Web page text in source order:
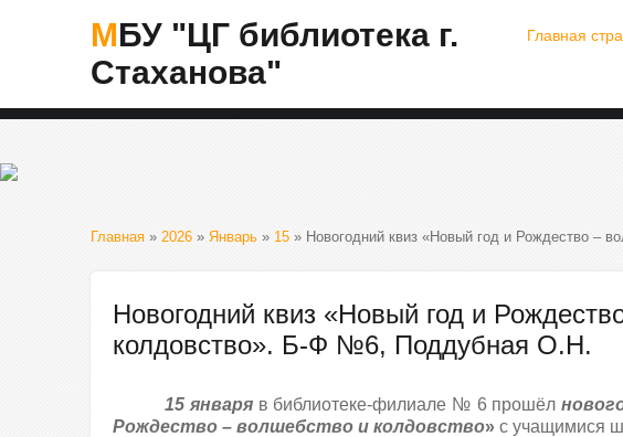
МБУ "ЦГ библиотека г.
Стаханова"
Главная
Главная » 2026 » Январь » 15 » Новогодний квиз «Новый год и Рождество –
Новогодний квиз «Новый год и
колдовство». Б-Ф №6, Поддубная О.Н.
15 январяв библиотеке-филиале № 6 прошёл
Рождество – волшебство и колдовство» с учащимися